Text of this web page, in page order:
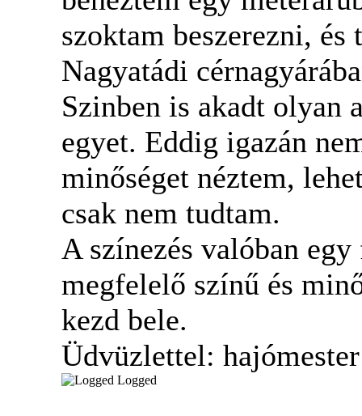
szoktam beszerezni,
Nagyatádi
Szinben is akadt olyan
egyet. Eddig igazán
minőséget néztem,
csak nem tudtam.
A színezés valóban
megfelelő színű és
kezd bele.
Üdvüzlettel: hajómester
Logged